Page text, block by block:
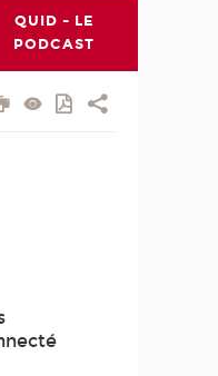
QUID - LE
PODCAST